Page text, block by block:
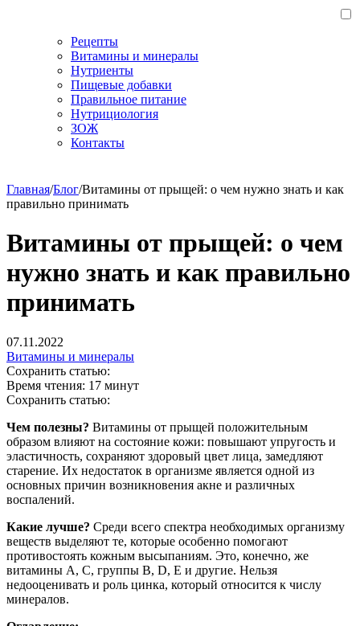
Рецепты
Витамины и минералы
Нутриенты
Пищевые добавки
Правильное питание
Нутрициология
ЗОЖ
Контакты
Главная/Блог/Витамины от прыщей: о чем нужно знать и как
правильно принимать
Витамины от прыщей: о чем
нужно знать и как правильно
принимать
07.11.2022
Витамины и минералы
Сохранить статью:
Время чтения: 17 минут
Сохранить статью:
Чем полезны? Витамины от прыщей положительным
образом влияют на состояние кожи: повышают упругость и
эластичность, сохраняют здоровый цвет лица, замедляют
старение. Их недостаток в организме является одной из
основных причин возникновения акне и различных
воспалений.
Какие лучше? Среди всего спектра необходимых организму
веществ выделяют те, которые особенно помогают
противостоять кожным высыпаниям. Это, конечно, же
витамины А, С, группы В, D, E и другие. Нельзя
недооценивать и роль цинка, который относится к числу
минералов.